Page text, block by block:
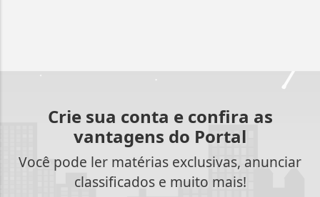
Crie sua conta e confira as
vantagens do Portal
Você pode ler matérias exclusivas, anunciar
classificados e muito mais!